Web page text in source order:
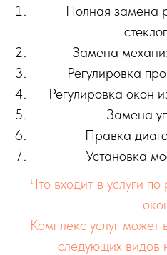
Полная замена
Замена
Регулировка
Регулировка окон
Замена
Правка
Установка
Что входит в услуги
Комплекс услуг может
следующих видов